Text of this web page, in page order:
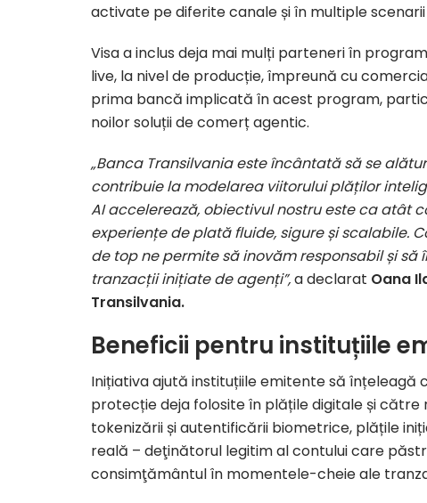
activate pe diferite canale și în multiple scenarii
Visa a inclus deja mai mulți parteneri în
live, la nivel de producție, împreună cu
prima bancă implicată în acest program,
noilor soluții de comerț agentic.
„Banca Transilvania este încântată să se
contribuie la modelarea viitorului plăților
AI accelerează, obiectivul nostru este ca atât
experiențe de plată fluide, sigure și scalabile.
de top ne permite să inovăm responsabil și
tranzacții inițiate de agenți”,a declarat Oana
Transilvania.
Beneficii pentru instituțiile
Inițiativa ajută instituțiile emitente să
protecție deja folosite în plățile digitale și către
tokenizării și autentificării biometrice, plățile
reală – deţinătorul legitim al contului care
consimţământul în momentele-cheie ale